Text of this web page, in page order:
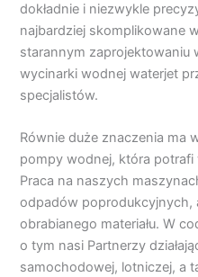
dokładnie i niezwykle
najbardziej skomplikowane
starannym zaprojektowaniu
wycinarki wodnej waterjet
specjalistów.
Równie duże znaczenia ma
pompy wodnej, która
Praca na naszych
odpadów poprodukcyjnych,
obrabianego materiału. W
o tym nasi Partnerzy
samochodowej, lotniczej, a